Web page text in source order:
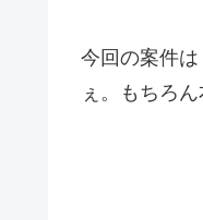
今回の案件
ぇ。もちろ